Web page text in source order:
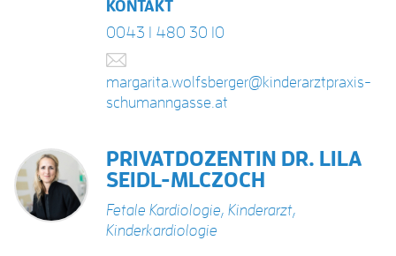
KONTAKT
0043 1 480 30 10
margarita.wolfsberger@kinderarztpraxis-
schumanngasse.at
PRIVATDOZENTIN DR. LILA
SEIDL-MLCZOCH
Fetale Kardiologie, Kinderarzt,
Kinderkardiologie